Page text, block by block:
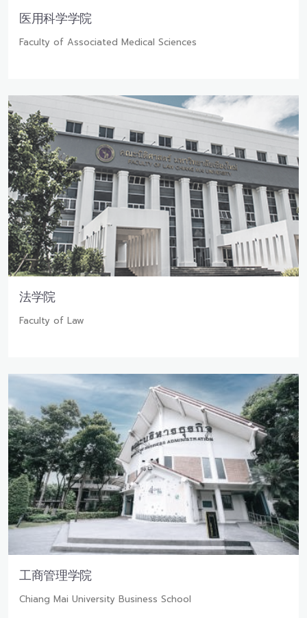
医用科学学院
Faculty of Associated Medical Sciences
法学院
Faculty of Law
工商管理学院
Chiang Mai University Business School